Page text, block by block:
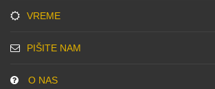
VREME
PIŠITE NAM
O NAS